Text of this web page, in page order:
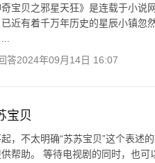
奇宝贝之邪星天狂》是连载于小
近有着千万年历史的星辰小镇忽
答2024年09月14日 16:07
宝贝
，不太明确“苏苏宝贝”这个表述
帮助。 等待电视剧的同时，也可